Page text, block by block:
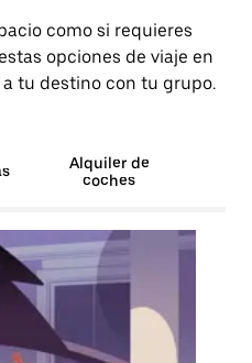
como si requieres
opciones de viaje en
tu destino con tu grupo.
Alquiler de
coches